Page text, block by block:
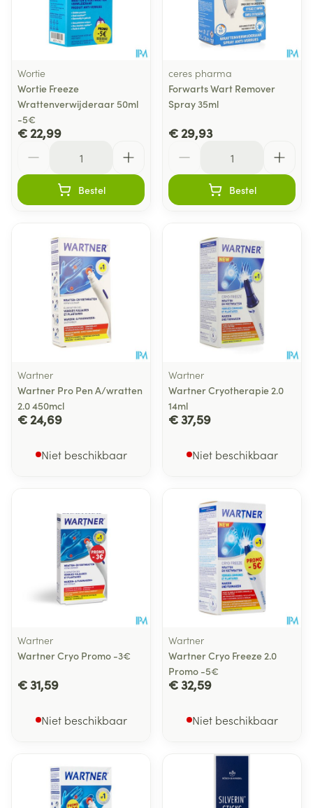
Wortie
Wortie Freeze
Wrattenverwijderaar 50ml
-5€
€ 22,99
Bestel
ceres pharma
Forwarts Wart Remover
Spray 35ml
€ 29,93
Bestel
Wartner
Wartner Pro Pen A/wratten
2.0 450mcl
€ 24,69
Niet beschikbaar
Wartner
Wartner Cryotherapie 2.0
14ml
€ 37,59
Niet beschikbaar
Wartner
Wartner Cryo Promo -3€
€ 31,59
Niet beschikbaar
Wartner
Wartner Cryo Freeze 2.0
Promo -5€
€ 32,59
Niet beschikbaar